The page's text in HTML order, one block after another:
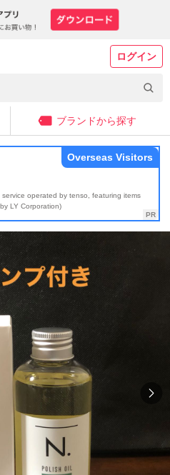
ログイン
ブランドから探す
operated by tenso, featuring items
LY Corporation)
Overseas Visitors